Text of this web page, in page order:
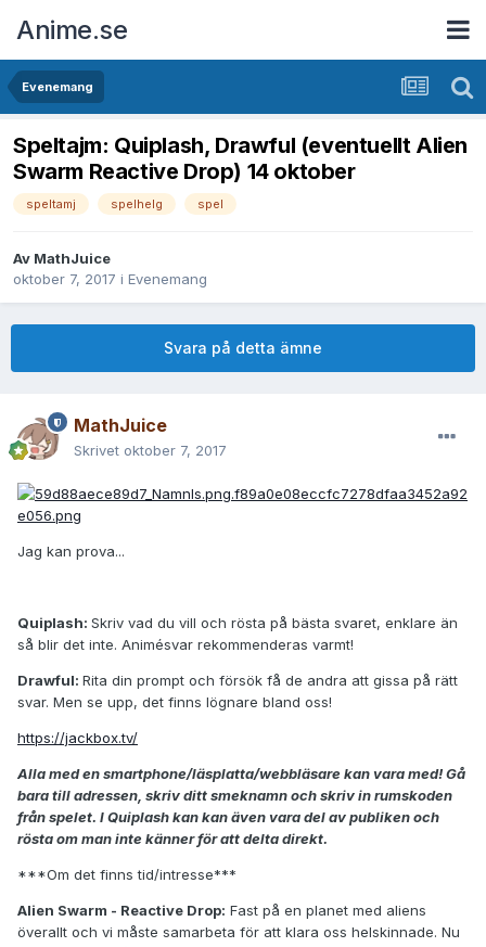
Anime.se
Evenemang
Speltajm: Quiplash, Drawful (eventuellt Alien
Swarm Reactive Drop) 14 oktober
speltamj spelhelg spel
Av MathJuice
oktober 7, 2017 i Evenemang
Svara på detta ämne
MathJuice
Skrivet oktober 7, 2017
Jag kan prova...
Quiplash: Skriv vad du vill och rösta på bästa svaret, enklare än
så blir det inte. Animésvar rekommenderas varmt!
Drawful: Rita din prompt och försök få de andra att gissa på rätt
svar. Men se upp, det finns lögnare bland oss!
https://jackbox.tv/
Alla med en smartphone/läsplatta/webbläsare kan vara med! Gå
bara till adressen, skriv ditt smeknamn och skriv in rumskoden
från spelet. I Quiplash kan kan även vara del av publiken och
rösta om man inte känner för att delta direkt.
***Om det finns tid/intresse***
Alien Swarm - Reactive Drop: Fast på en planet med aliens
överallt och vi måste samarbeta för att klara oss helskinnade. Nu